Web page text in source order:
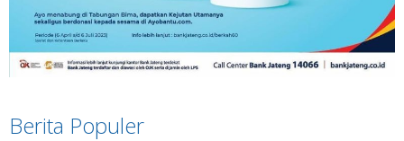
Berita Populer